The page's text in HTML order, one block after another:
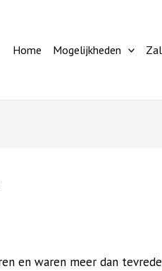
Home Mogelijkheden
en waren meer dan